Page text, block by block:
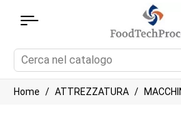
Home ATTREZZATURA